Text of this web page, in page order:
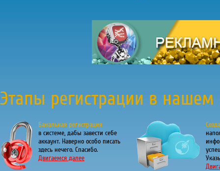
Этапы регистрации в нашем
Банальная регистрация
в системе, дабы завести себе
аккаунт. Наверно особо писать
здесь нечего. Спасибо.
Двигаемся далее